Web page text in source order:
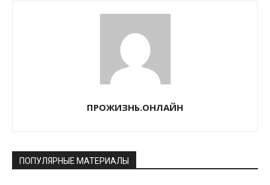
ПРОЖИЗНЬ.ОНЛАЙН
ПОПУЛЯРНЫЕ МАТЕРИАЛЫ